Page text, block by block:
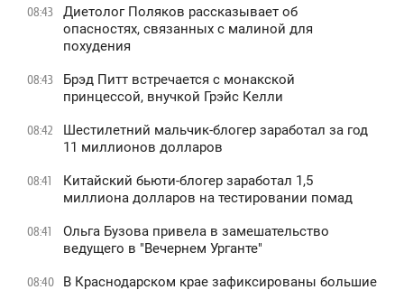
08:43
Диетолог Поляков рассказывает об
опасностях, связанных с малиной для
похудения
08:43
Брэд Питт встречается с монакской
принцессой, внучкой Грэйс Келли
08:42
Шестилетний мальчик-блогер заработал за год
11 миллионов долларов
08:41
Китайский бьюти-блогер заработал 1,5
миллиона долларов на тестировании помад
08:41
Ольга Бузова привела в замешательство
ведущего в "Вечернем Урганте"
08:40
В Краснодарском крае зафиксированы большие